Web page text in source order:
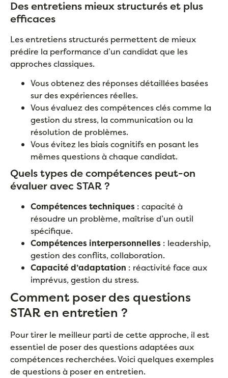
Des entretiens mieux structurés et plus
efficaces
Les entretiens structurés permettent de mieux
prédire la performance d’un candidat que les
approches classiques.
Vous obtenez des réponses détaillées basées
sur des expériences réelles.
Vous évaluez des compétences clés comme la
gestion du stress, la communication ou la
résolution de problèmes.
Vous évitez les biais cognitifs en posant les
mêmes questions à chaque candidat.
Quels types de compétences peut-on
évaluer avec STAR ?
Compétences techniques : capacité à
résoudre un problème, maîtrise d’un outil
spécifique.
Compétences interpersonnelles : leadership,
gestion des conflits, collaboration.
Capacité d’adaptation : réactivité face aux
imprévus, gestion du stress.
Comment poser des questions
STAR en entretien ?
Pour tirer le meilleur parti de cette approche, il est
essentiel de poser des questions adaptées aux
compétences recherchées. Voici quelques exemples
de questions à poser en entretien.